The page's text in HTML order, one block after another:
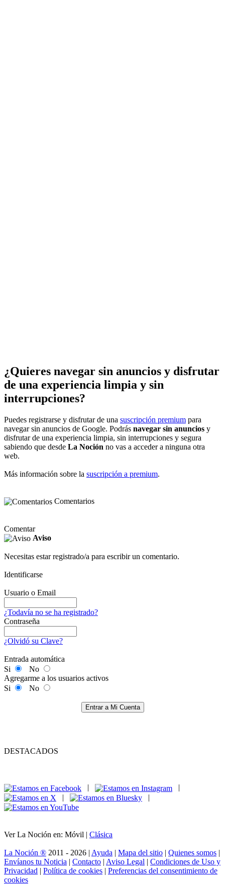
¿Quieres navegar sin anuncios y disfrutar
de una experiencia limpia y sin
interrupciones?
Puedes registrarse y disfrutar de una suscripción premium para
navegar sin anuncios de Google. Podrás navegar sin anuncios y
disfrutar de una experiencia limpia, sin interrupciones y segura
sabiendo que desde La Noción no vas a acceder a ninguna otra
web.
Más información sobre la suscripción a premium.
Comentarios
Comentar
Aviso
Necesitas estar registrado/a para escribir un comentario.
Identificarse
Usuario o Email
¿Todavía no se ha registrado?
Contraseña
¿Olvidó su Clave?
Entrada automática
Si
No
Agregarme a los usuarios activos
Si
No
Entrar a Mi Cuenta
DESTACADOS
|
|
Ver La Noción en: Móvil | Clásica
La Noción ® 2011 - 2026 | Ayuda | Mapa del sitio | Quienes somos |
Envíanos tu Noticia | Contacto | Aviso Legal | Condiciones de Uso y
Privacidad | Política de cookies | Preferencias del consentimiento de
cookies